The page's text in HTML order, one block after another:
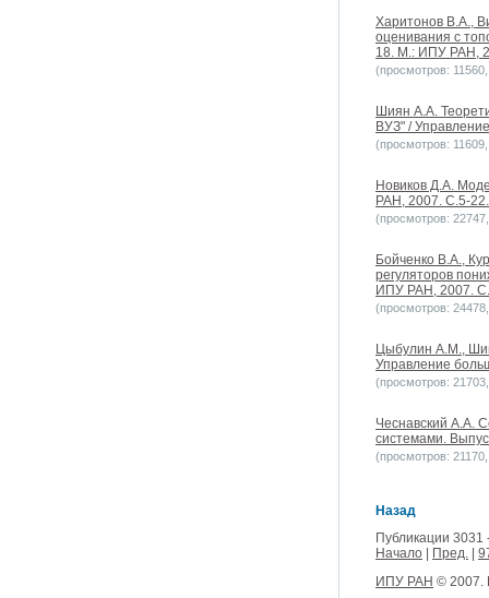
Харитонов В.А.,
оценивания с
18. М.: ИПУ РАН,
(просмотров:
Шиян А.А.
ВУЗ" /
(просмотров:
Новиков Д.А.
РАН, 2007. С.5-22.
(просмотров:
Бойченко В.А.,
регуляторов
ИПУ РАН, 2007.
(просмотров:
Цыбулин А.М.,
Управление
(просмотров:
Чеснавский А.А.
системами.
(просмотров:
Назад
Публикации 3031
Начало
Пред.
ИПУ РАН © 2007.